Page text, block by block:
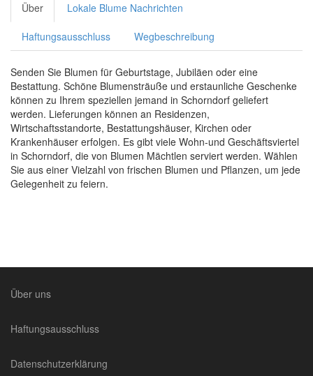
Über Lokale Blume Nachrichten
Haftungsausschluss Wegbeschreibung
Senden Sie Blumen für Geburtstage, Jubiläen oder eine
Bestattung. Schöne Blumensträuße und erstaunliche Geschenke
können zu Ihrem speziellen jemand in Schorndorf geliefert
werden. Lieferungen können an Residenzen,
Wirtschaftsstandorte, Bestattungshäuser, Kirchen oder
Krankenhäuser erfolgen. Es gibt viele Wohn-und Geschäftsviertel
in Schorndorf, die von Blumen Mächtlen serviert werden. Wählen
Sie aus einer Vielzahl von frischen Blumen und Pflanzen, um jede
Gelegenheit zu feiern.
Über uns
Haftungsausschluss
Datenschutzerklärung